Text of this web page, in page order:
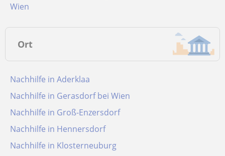
Wien
Ort
Nachhilfe in Aderklaa
Nachhilfe in Gerasdorf bei Wien
Nachhilfe in Groß-Enzersdorf
Nachhilfe in Hennersdorf
Nachhilfe in Klosterneuburg